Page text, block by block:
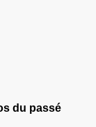
du passé